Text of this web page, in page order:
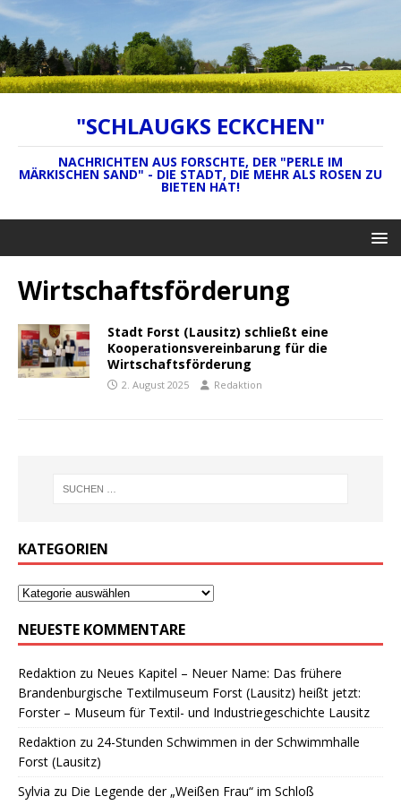
"SCHLAUGKS ECKCHEN"
NACHRICHTEN AUS FORSCHTE, DER "PERLE IM
MÄRKISCHEN SAND" - DIE STADT, DIE MEHR ALS ROSEN ZU
BIETEN HAT!
Wirtschaftsförderung
Stadt Forst (Lausitz) schließt eine
Kooperationsvereinbarung für die
Wirtschaftsförderung
2. August 2025 Redaktion
KATEGORIEN
NEUESTE KOMMENTARE
Redaktion zu Neues Kapitel – Neuer Name: Das frühere
Brandenburgische Textilmuseum Forst (Lausitz) heißt jetzt:
Forster – Museum für Textil- und Industriegeschichte Lausitz
Redaktion zu 24-Stunden Schwimmen in der Schwimmhalle
Forst (Lausitz)
Sylvia zu Die Legende der „Weißen Frau“ im Schloß